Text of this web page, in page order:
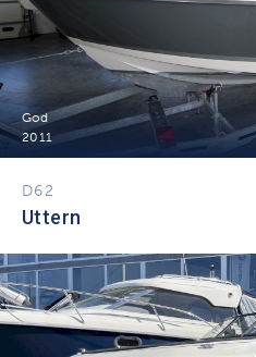
God
2011
D62
Uttern